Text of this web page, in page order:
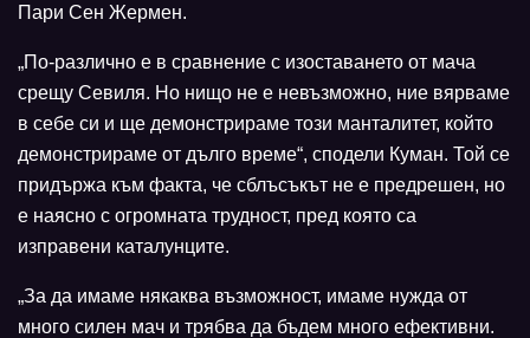
Пари Сен Жермен.
„По-различно е в сравнение с изоставането от мача
срещу Севиля. Но нищо не е невъзможно, ние вярваме
в себе си и ще демонстрираме този манталитет, който
демонстрираме от дълго време“, сподели Куман. Той се
придържа към факта, че сблъсъкът не е предрешен, но
е наясно с огромната трудност, пред която са
изправени каталунците.
„За да имаме някаква възможност, имаме нужда от
много силен мач и трябва да бъдем много ефективни.